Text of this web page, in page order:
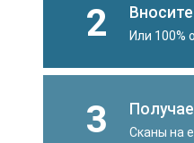
2 Или 100%
3 Сканы на